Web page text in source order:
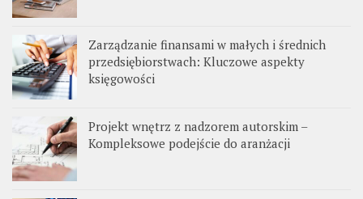
Zarządzanie finansami w małych i średnich
przedsiębiorstwach: Kluczowe aspekty
księgowości
Projekt wnętrz z nadzorem autorskim –
Kompleksowe podejście do aranżacji